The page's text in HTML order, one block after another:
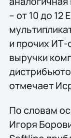
– от 10 до 12
и прочих ИТ-
выручки
отмечает
По словам
Игоря